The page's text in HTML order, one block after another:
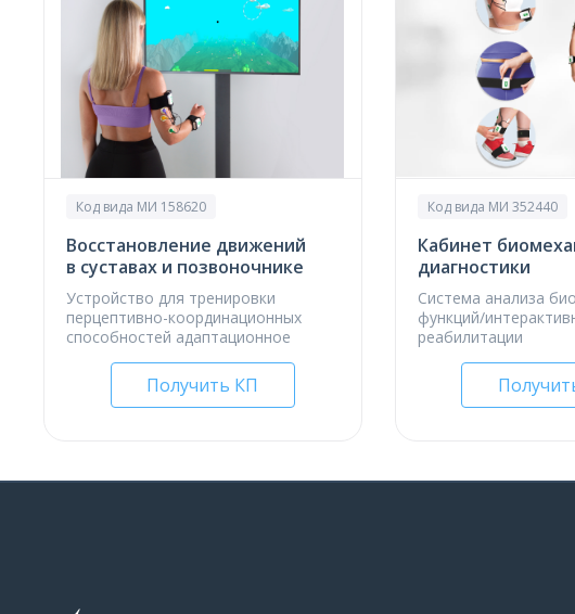
Код вида МИ 158620
Восстановление движений
в суставах и позвоночнике
Устройство для тренировки
перцептивно-координационных
способностей адаптационное
Получить КП
Код вида МИ 352440
Кабинет
диагностики
Система анализа
функций/
реабилитации